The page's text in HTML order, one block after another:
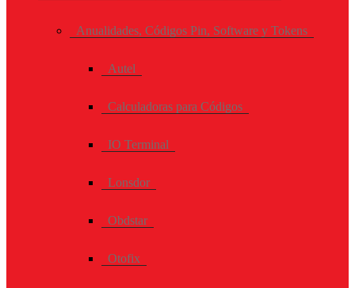
Anualidades, Códigos Pin, Software y Tokens
Autel
Calculadoras para Códigos
IO Terminal
Lonsdor
Obdstar
Otofix